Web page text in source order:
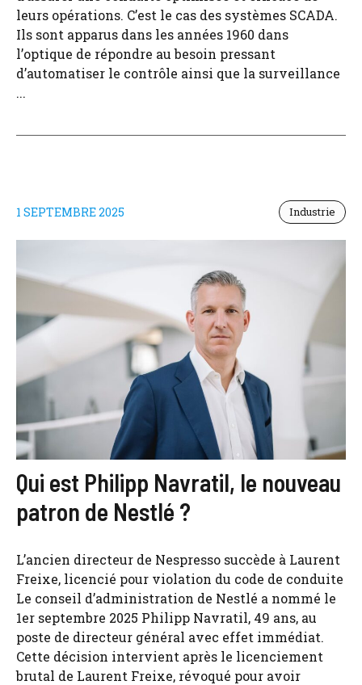
leurs opérations. C’est le cas des systèmes SCADA.
Ils sont apparus dans les années 1960 dans
l’optique de répondre au besoin pressant
d’automatiser le contrôle ainsi que la surveillance
...
1 SEPTEMBRE 2025 Industrie
Qui est Philipp Navratil, le nouveau
patron de Nestlé ?
L’ancien directeur de Nespresso succède à Laurent
Freixe, licencié pour violation du code de conduite
Le conseil d’administration de Nestlé a nommé le
1er septembre 2025 Philipp Navratil, 49 ans, au
poste de directeur général avec effet immédiat.
Cette décision intervient après le licenciement
brutal de Laurent Freixe, révoqué pour avoir